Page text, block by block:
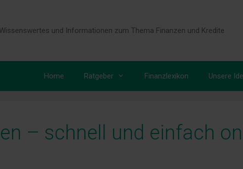
Wissenswertes und Informationen zum Thema Finanzen und Kredite
Home Ratgeber Finanzlexikon Unsere
– schnell und einfach